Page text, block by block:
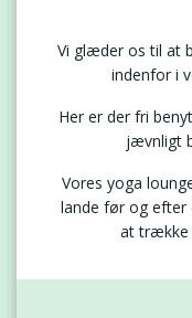
Vi glæder os til at
indenfor i
Her er der fri
jævnligt
Vores yoga
lande før og efter
at trække